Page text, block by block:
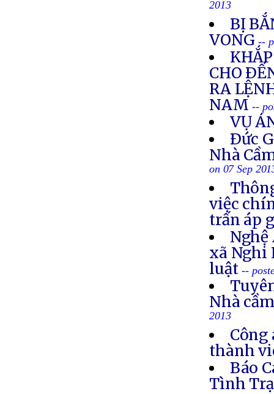
2013
BỊ
VONG --
CHO
RA
NAM--
VỤ
Ðức
Nhà
on 07 Sep
việc
trấn áp
Nghệ
xã Nghi
luật--
Nhà
2013
thành
Báo
Tình